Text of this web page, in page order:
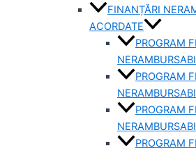
FINANȚĂRI
ACORDATE
PROGRAM
PROGRAM
PROGRAM
PROGRAM